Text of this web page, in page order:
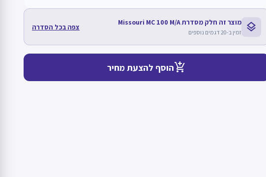
layers מוצר זה חלק מסדרת Missouri MC 100 M/A
זמין ב-20 דגמים נוספים
צפה בכל הסדרה
add_shopping_cartהוסף להצעת מחיר